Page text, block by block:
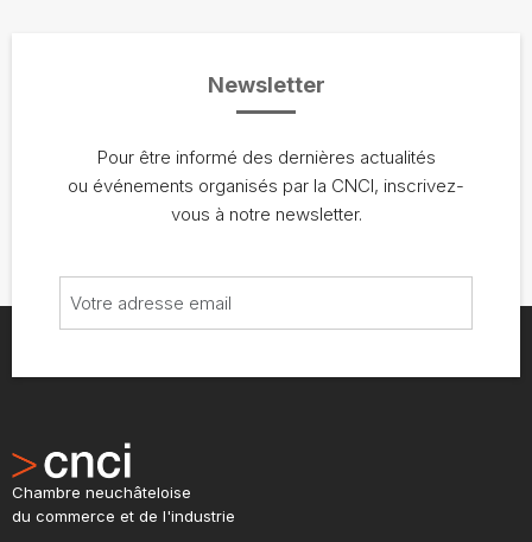
Newsletter
Pour être informé des dernières actualités
ou événements organisés par la CNCI, inscrivez-
vous à notre newsletter.
Chambre neuchâteloise
du commerce et de l'industrie